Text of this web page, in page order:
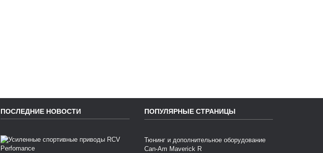
ПОСЛЕДНИЕ НОВОСТИ ПОПУЛЯРНЫЕ СТРАНИЦЫ
Тюнинг и дополнительное оборудование
Can-Am Maverick R